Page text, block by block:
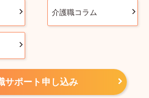
介護職コラム
サポート申し込み